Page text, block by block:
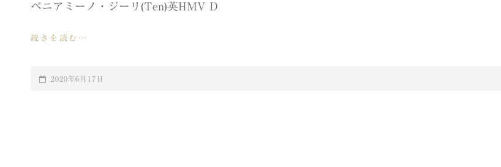
ベニアミーノ・ジーリ(Ten)英HMV D
続きを読む…
ー
POSTED-
2020年6月17日